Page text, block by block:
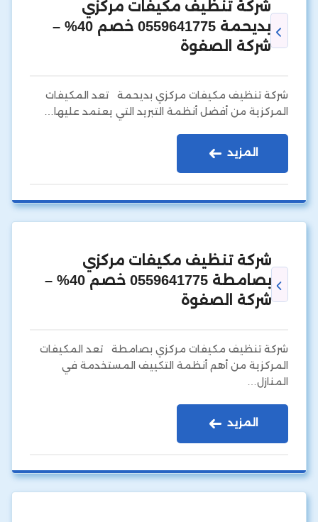
شركة تنظيف مكيفات مركزي
بديحمة 0559641775 خصم 40% –
شركة الصفوة
شركة تنظيف مكيفات مركزي بديحمة تعد المكيفات
المركزية من أفضل أنظمة التبريد التي يعتمد عليها…
المزيد
شركة تنظيف مكيفات مركزي
بصامطة 0559641775 خصم 40% –
شركة الصفوة
شركة تنظيف مكيفات مركزي بصامطة تعد المكيفات
المركزية من أهم أنظمة التكييف المستخدمة في
المنازل…
المزيد